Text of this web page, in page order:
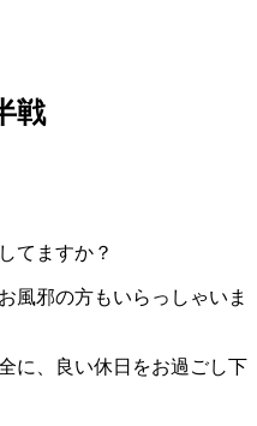
戦
てますか？
風邪の方もいらっしゃいま
に、良い休日をお過ごし下